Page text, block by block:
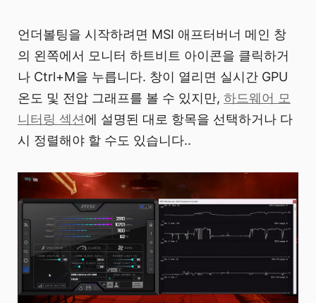
언더볼팅을 시작하려면 MSI 애프터버너 메인 창
의 왼쪽에서 모니터 하트비트 아이콘을 클릭하거
나 Ctrl+M을 누릅니다. 창이 열리면 실시간 GPU
온도 및 전압 그래프를 볼 수 있지만, 하드웨어 모
니터링 섹션에 설명된 대로 항목을 선택하거나 다
시 정렬해야 할 수도 있습니다..